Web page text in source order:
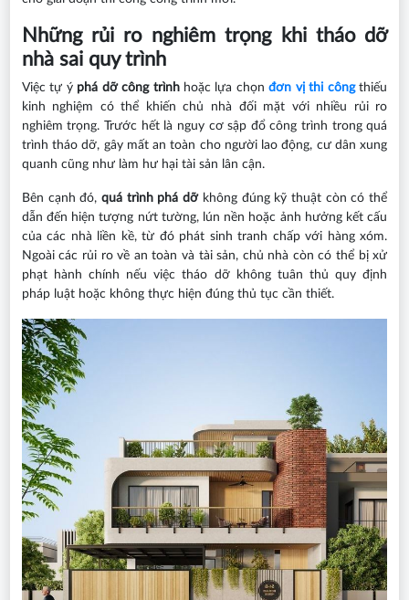
Những rủi ro nghiêm trọng khi tháo dỡ
nhà sai quy trình
Việc tự ý phá dỡ công trìnhhoặc lựa chọn đơn vị thi công thiếu
kinh nghiệm có thể khiến chủ nhà đối mặt với nhiều rủi ro
nghiêm trọng. Trước hết là nguy cơ sập đổ công trình trong quá
trình tháo dỡ, gây mất an toàn cho người lao động, cư dân xung
quanh cũng như làm hư hại tài sản lân cận.
Bên cạnh đó, quá trình phá dỡ không đúng kỹ thuật còn có thể
dẫn đến hiện tượng nứt tường, lún nền hoặc ảnh hưởng kết cấu
của các nhà liền kề, từ đó phát sinh tranh chấp với hàng xóm.
Ngoài các rủi ro về an toàn và tài sản, chủ nhà còn có thể bị xử
phạt hành chính nếu việc tháo dỡ không tuân thủ quy định
pháp luật hoặc không thực hiện đúng thủ tục cần thiết.